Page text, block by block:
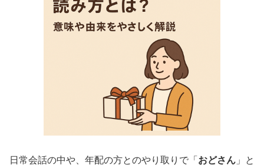
日常会話の中や、年配の方とのやり取りで「 おどさん 」と